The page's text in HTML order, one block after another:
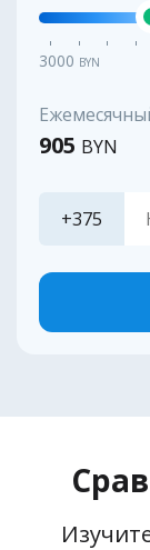
3000 BYN
905 BYN
+375